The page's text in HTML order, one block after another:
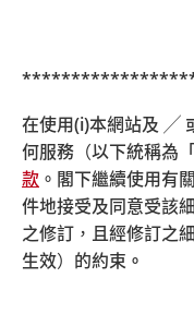
在使用(i)本網站及 ╱
何服務（以下統稱為
款 。閣下繼續使用有
件地接受及同意受該
之修訂，且經修訂之
生效）的約束 。
個人賬戶成員
由加入積金易平台（
簡易強積金計劃之表
org.hk/forms。請使
請注意：強積金供款
定銀行戶口，以便積
商業銀行及集友銀行